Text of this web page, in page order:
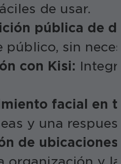
de usar.
pública de
público, sin
con Kisi:
facial en
y una
de